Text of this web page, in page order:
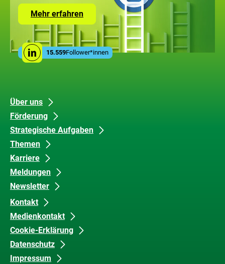
Mehr erfahrenZur
Seite
den
Leistungen
der
ZUG
Social
MediaLinkedin
15.559Follower*innen
Unsere
Inhalte
Über uns
Förderung
Strategische Aufgaben
Themen
Karriere
Meldungen
Newsletter
Datenschutz
und
Barrierefreiheit
Kontakt
Medienkontakt
Cookie-Erklärung
Datenschutz
Impressum